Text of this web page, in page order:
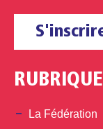
La Fédération